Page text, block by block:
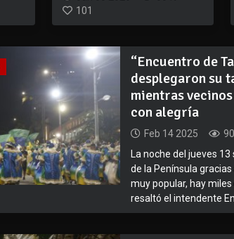
101
“Encuentro de
desplegaron su
mientras
con alegría
Feb 14 2025
La noche del jueves
de la Península
muy popular, hay
resaltó el intendente